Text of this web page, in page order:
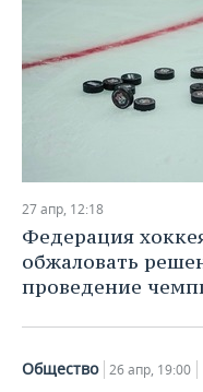
27 апр, 12:18
Федерация
обжаловать
проведение
Общество 26 апр, 19:00